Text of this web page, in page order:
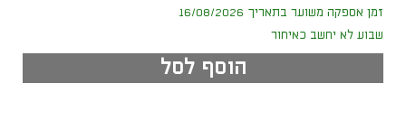
זמן אספקה משוער בתאריך 16/08/2026
שבוע לא יחשב כאיחור
הוסף לסל